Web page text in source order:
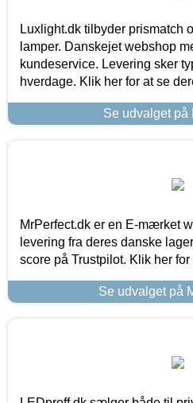
Luxlight.dk tilbyder prismatch
lamper. Danskejet webshop
kundeservice. Levering sker
hverdage. Klik her for at se
Se udvalget på
MrPerfect.dk er en E-mærket
levering fra deres danske
score på Trustpilot. Klik her
Se udvalget på